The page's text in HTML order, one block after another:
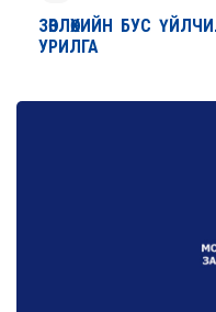
ЗӨВЛӨХИЙН БУС
УРИЛГА